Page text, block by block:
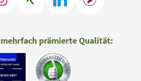
prämierte Qualität: